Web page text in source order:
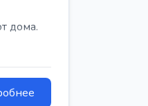
дома.